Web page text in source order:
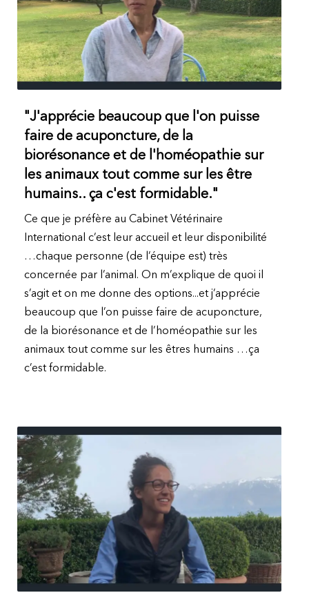
"J'apprécie beaucoup que l'on puisse
faire de acuponcture, de la
biorésonance et de l'homéopathie sur
les animaux tout comme sur les être
humains.. ça c'est formidable."
Ce que je préfère au Cabinet Vétérinaire
International c’est leur accueil et leur disponibilité
…chaque personne (de l’équipe est) très
concernée par l’animal. On m’explique de quoi il
s’agit et on me donne des options...et j’apprécie
beaucoup que l’on puisse faire de acuponcture,
de la biorésonance et de l’homéopathie sur les
animaux tout comme sur les êtres humains …ça
c’est formidable.